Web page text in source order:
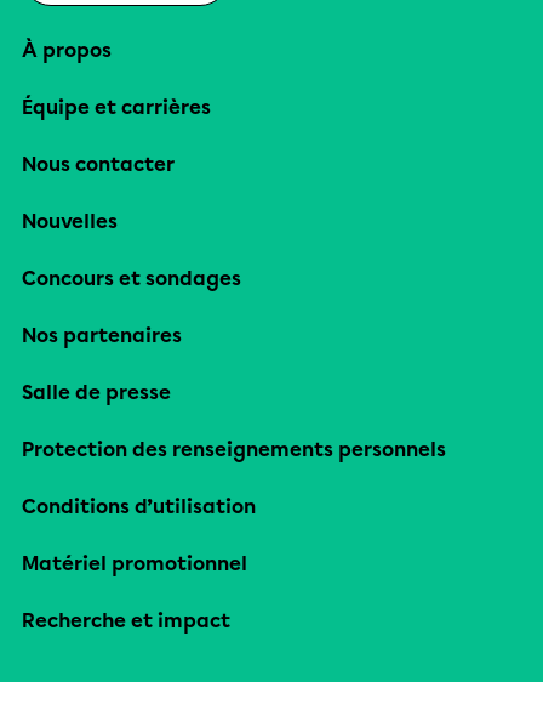
À propos
Équipe et carrières
Nous contacter
Nouvelles
Concours et sondages
Nos partenaires
Salle de presse
Protection des renseignements personnels
Conditions d’utilisation
Matériel promotionnel
Recherche et impact